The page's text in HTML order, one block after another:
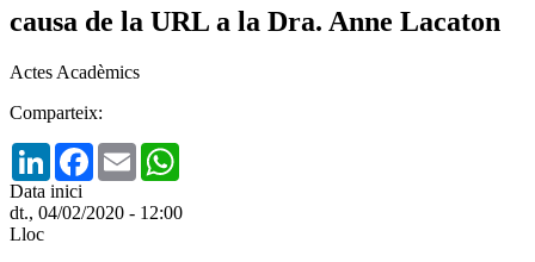
causa de la URL a la Dra. Anne Lacaton
Actes Acadèmics
Comparteix:
LinkedInFacebook
Email
Data inici
dt., 04/02/2020 - 12:00
Lloc